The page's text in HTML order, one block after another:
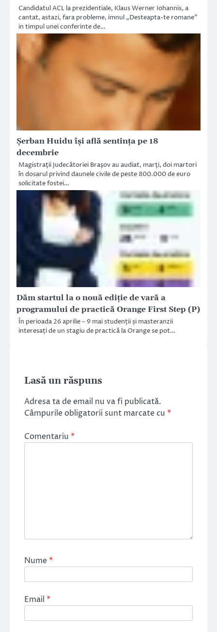
Candidatul ACL la prezidentiale, Klaus Werner Iohannis, a
cantat, astazi, fara probleme, imnul „Desteapta-te romane”
in timpul unei conferinte de…
Şerban Huidu îşi află sentinţa pe 18
decembrie
Magistraţii Judecătoriei Braşov au audiat, marţi, doi martori
în dosarul privind daunele civile de peste 800.000 de euro
solicitate fostei…
Dăm startul la o nouă ediție de vară a
programului de practică Orange First Step (P)
În perioada 26 aprilie – 9 mai studenții și masteranzii
interesați de un stagiu de practică la Orange se pot…
Lasă un răspuns
Adresa ta de email nu va fi publicată.
Câmpurile obligatorii sunt marcate cu *
Comentariu *
Nume*
Email *